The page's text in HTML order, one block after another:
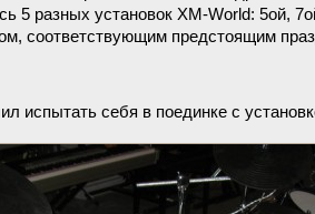
5 разных установок XM-World: 5ой,
соответствующим предстоящим
испытать себя в поединке с